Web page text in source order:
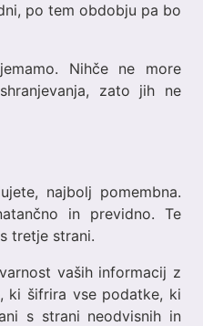
po tem obdobju pa bo
Nihče ne more
zato jih ne
najbolj pomembna.
in previdno. Te
tretje strani.
vaših informacij z
ki šifrira vse podatke, ki
s strani neodvisnih in